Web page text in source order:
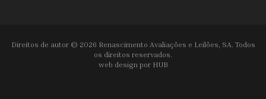
Direitos de autor © 2026 Renascimento Avaliações e Leilões, SA. Todos
os direitos reservados.
web design por HUB